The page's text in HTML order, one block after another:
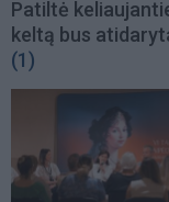
Patiltė
keltą bus
(1)